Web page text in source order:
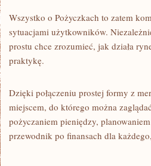
Wszystko o Pożyczkach to zatem
sytuacjami użytkowników.
prostu chce zrozumieć, jak działa
praktykę.
Dzięki połączeniu prostej formy z
miejscem, do którego można
pożyczaniem pieniędzy,
przewodnik po finansach dla